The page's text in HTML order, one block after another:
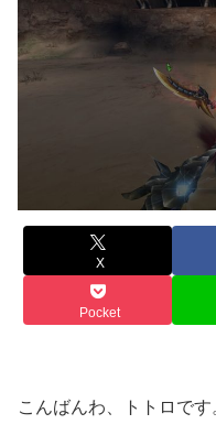
X
Pocket
こんばんわ、トトロです